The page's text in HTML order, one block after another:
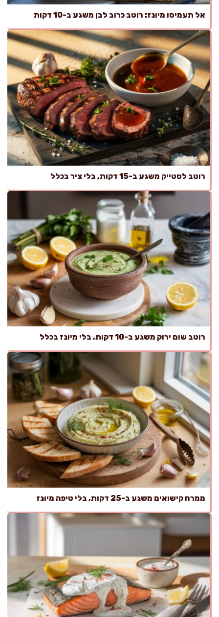
אל תעמיסו מיונז: רוטב כרוב לבן משגע ב-10 דקות
רוטב לסטייק משגע ב-15 דקות, בלי ציר בכלל
רוטב שום ירוק משגע ב-10 דקות, בלי מיונז בכלל
ממרח קישואים משגע ב-25 דקות, בלי טיפה מיונז